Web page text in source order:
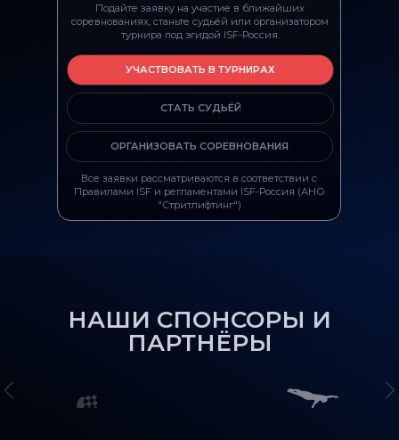
УЧАСТВОВАТЬ В ТУРНИРАХ
СТАТЬ СУДЬЁЙ
ОРГАНИЗОВАТЬ СОРЕВНОВАНИЯ
Подайте заявку на участие в ближайших
соревнованиях, станьте судьёй или организатором
турнира под эгидой ISF-Россия.
Все заявки рассматриваются в соответствии с
Правилами ISF и регламентами ISF-Россия (АНО
"Стритлифтинг")
НАШИ СПОНСОРЫ И
ПАРТНЁРЫ